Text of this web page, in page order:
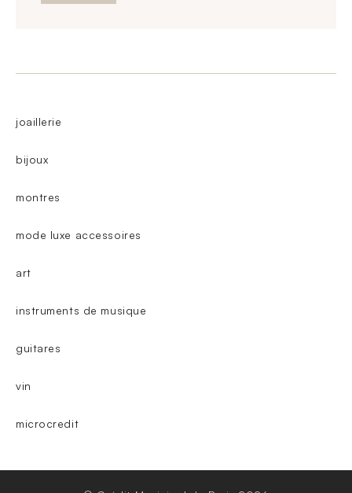
joaillerie
bijoux
montres
mode luxe accessoires
art
instruments de musique
guitares
vin
microcredit